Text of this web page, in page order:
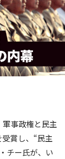
事政権と民主
賞し、“民主
チー氏が、い